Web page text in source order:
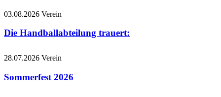
03.08.2026 Verein
Die Handballabteilung trauert:
28.07.2026 Verein
Sommerfest 2026